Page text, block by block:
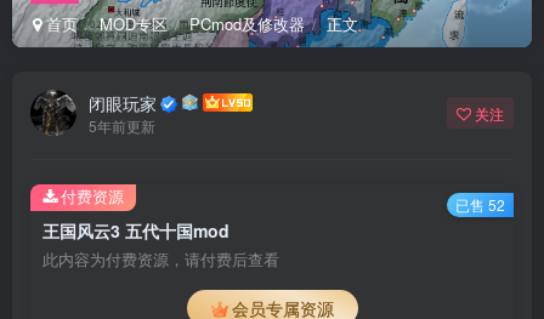
首页 MOD专区 PCmod及修改器 正文
闭眼玩家
5年前更新
关注
王国风云3 五代十国mod
此内容为付费资源，请付费后查看
会员专属资源
付费资源 已售 52